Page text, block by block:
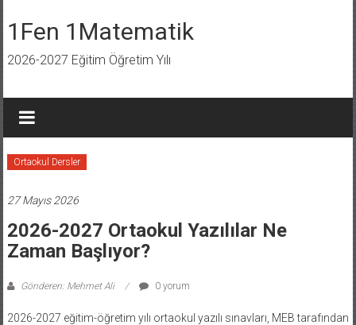
geç
1Fen 1Matematik
2026-2027 Eğitim Öğretim Yılı
Ortaokul Dersler
27 Mayıs 2026
2026-2027 Ortaokul Yazılılar Ne
Zaman Başlıyor?
Gönderen: Mehmet Ali 0 yorum
2026-2027 eğitim-öğretim yılı ortaokul yazılı sınavları, MEB tarafından